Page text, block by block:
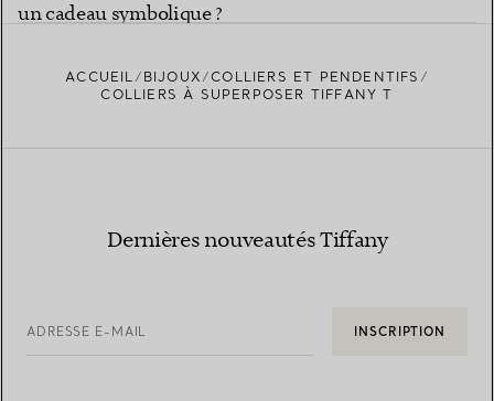
un cadeau symbolique ?
ACCUEIL BIJOUX
COLLIERS ET PENDENTIFS
COLLIERS À SUPERPOSER TIFFANY T
Dernières nouveautés Tiffany
ADRESSE E-MAIL INSCRIPTION